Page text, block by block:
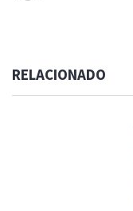
RELACIONADO